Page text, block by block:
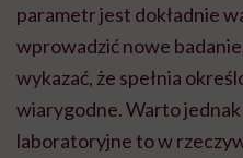
parametr jest dokładnie
wprowadzić nowe
wykazać, że spełnia
wiarygodne. Warto
laboratoryjne to w